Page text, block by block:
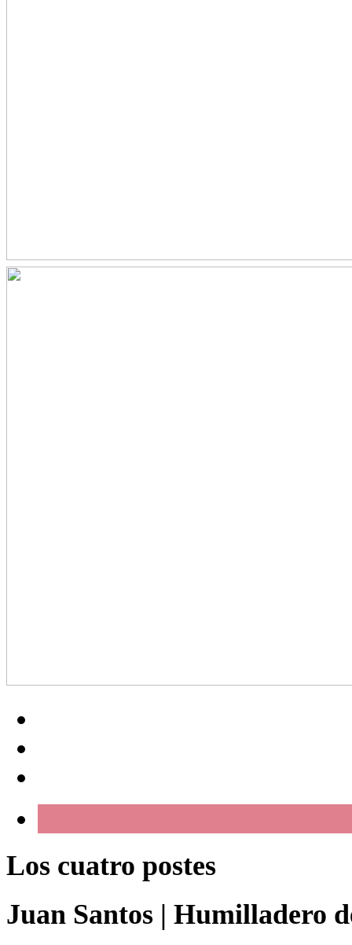
Los cuatro postes
Juan Santos | Humilladero